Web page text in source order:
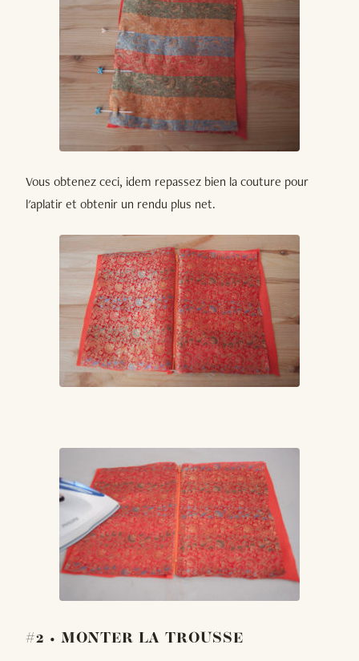
Vous obtenez ceci, idem repassez bien la couture pour
l'aplatir et obtenir un rendu plus net.
#2 • MONTER LA TROUSSE